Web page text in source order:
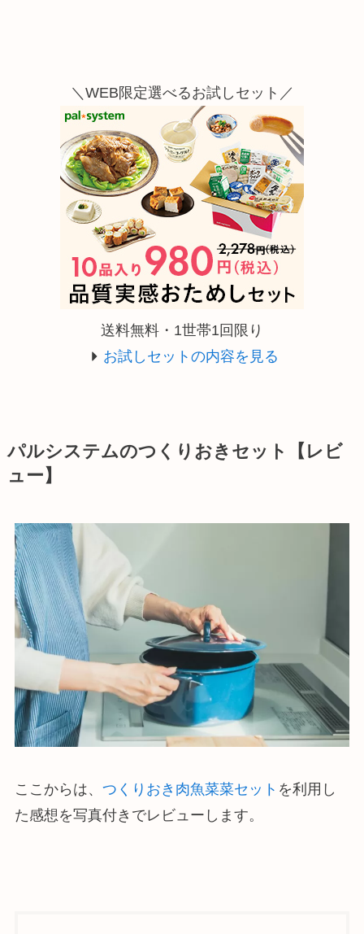
＼WEB限定選べるお試しセット／
送料無料・1世帯1回限り
お試しセットの内容を見る
パルシステムのつくりおきセット【レビ
ュー】
ここからは、 つくりおき肉魚菜菜セット を利用し
た感想を写真付きでレビューします。